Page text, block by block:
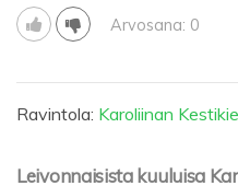
Arvosana: 0
Ravintola: Karoliinan
Leivonnaisista kuuluisa